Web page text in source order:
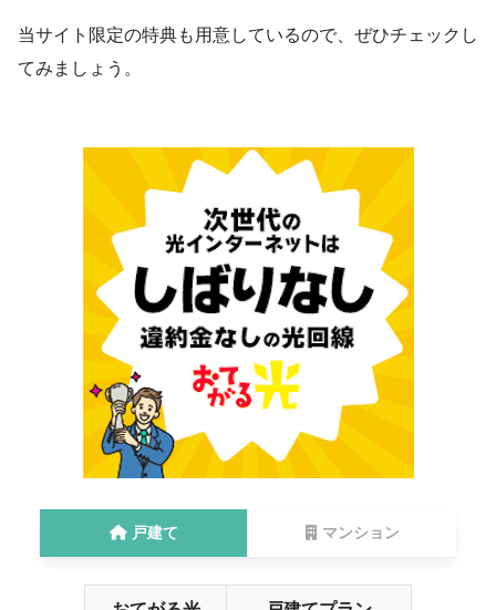
当サイト限定の特典も用意しているので、ぜひチェックし
てみましょう。
戸建て マンション